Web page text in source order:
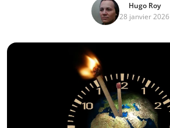
Hugo Roy
28 janvier 2026